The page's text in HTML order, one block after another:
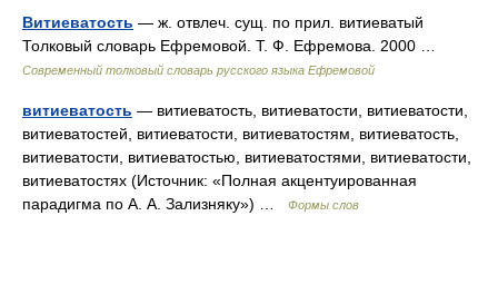
Витиеватость — ж. отвлеч. сущ. по прил. витиеватый
Толковый словарь Ефремовой. Т. Ф. Ефремова. 2000 …
Современный толковый словарь русского языка Ефремовой
витиеватость — витиеватость, витиеватости, витиеватости,
витиеватостей, витиеватости, витиеватостям, витиеватость,
витиеватости, витиеватостью, витиеватостями, витиеватости,
витиеватостях (Источник: «Полная акцентуированная
парадигма по А. А. Зализняку») …
Формы слов